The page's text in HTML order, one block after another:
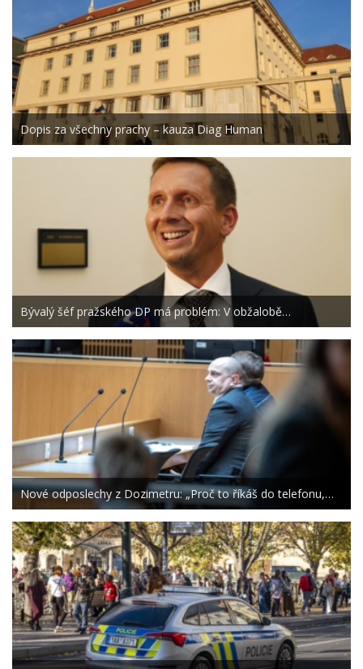
Dopis za všechny prachy – kauza Diag Human
Bývalý šéf pražského DP má problém: V obžalobě…
Nové odposlechy z Dozimetru: „Proč to říkáš do telefonu,…